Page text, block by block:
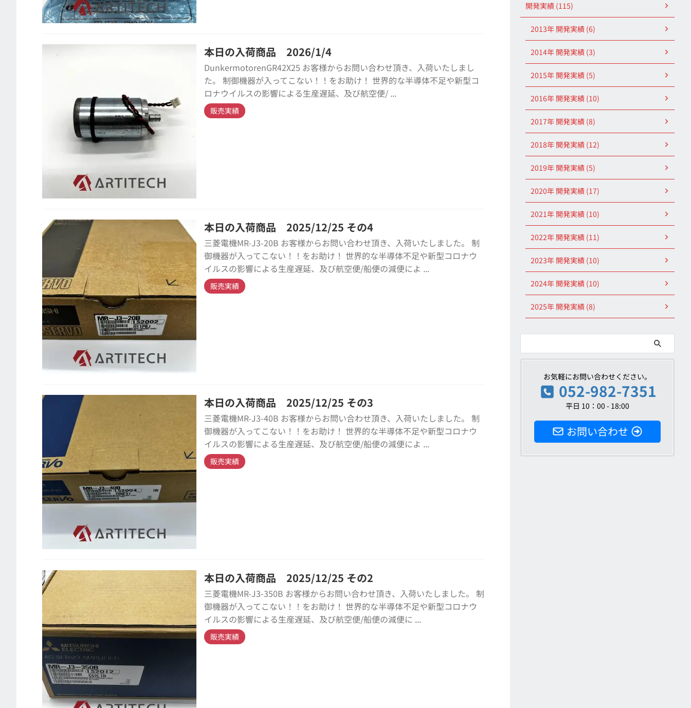
本日の入荷商品 2026/1/4
DunkermotorenGR42X25 お客様からお問い合わせ頂き、入荷いたしまし
た。 制御機器が入ってこない！！をお助け！ 世界的な半導体不足や新型コ
ロナウイルスの影響による生産遅延、及び航空便/ ...
販売実績
本日の入荷商品 2025/12/25 その4
三菱電機MR-J3-20B お客様からお問い合わせ頂き、入荷いたしました。 制
御機器が入ってこない！！をお助け！ 世界的な半導体不足や新型コロナウ
イルスの影響による生産遅延、及び航空便/船便の減便によ ...
販売実績
本日の入荷商品 2025/12/25 その3
三菱電機MR-J3-40B お客様からお問い合わせ頂き、入荷いたしました。 制
御機器が入ってこない！！をお助け！ 世界的な半導体不足や新型コロナウ
イルスの影響による生産遅延、及び航空便/船便の減便によ ...
販売実績
本日の入荷商品 2025/12/25 その2
三菱電機MR-J3-350B お客様からお問い合わせ頂き、入荷いたしました。 制
御機器が入ってこない！！をお助け！ 世界的な半導体不足や新型コロナウ
イルスの影響による生産遅延、及び航空便/船便の減便に ...
販売実績
開発実績 (115)
2013年 開発実績 (6)
2014年 開発実績 (3)
2015年 開発実績 (5)
2016年 開発実績 (10)
2017年 開発実績 (8)
2018年 開発実績 (12)
2019年 開発実績 (5)
2020年 開発実績 (17)
2021年 開発実績 (10)
2022年 開発実績 (11)
2023年 開発実績 (10)
2024年 開発実績 (10)
2025年 開発実績 (8)
お気軽にお問い合わせください。
052-982-7351
平日 10：00 - 18:00
お問い合わせ